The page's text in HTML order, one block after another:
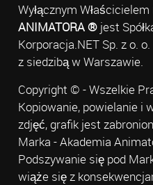
Wyłącznym
ANIMATORA ®jest
Korporacja.NET Sp. z o. o.
z siedzibą w Warszawie.
Copyright © - Wszelkie
Kopiowanie, powielanie i
zdjęć, grafik jest
Marka - Akademia
Podszywanie się pod
wiąże się z